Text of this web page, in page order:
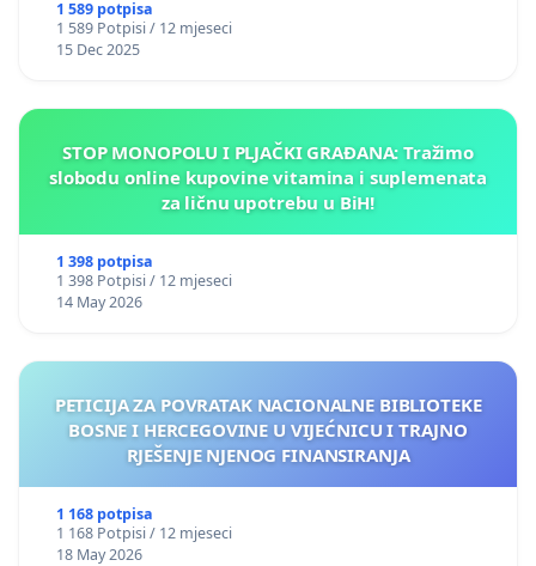
1 589 potpisa
1 589 Potpisi / 12 mjeseci
15 Dec 2025
STOP MONOPOLU I PLJAČKI GRAĐANA: Tražimo
slobodu online kupovine vitamina i suplemenata
za ličnu upotrebu u BiH!
1 398 potpisa
1 398 Potpisi / 12 mjeseci
14 May 2026
PETICIJA ZA POVRATAK NACIONALNE BIBLIOTEKE
BOSNE I HERCEGOVINE U VIJEĆNICU I TRAJNO
RJEŠENJE NJENOG FINANSIRANJA
1 168 potpisa
1 168 Potpisi / 12 mjeseci
18 May 2026